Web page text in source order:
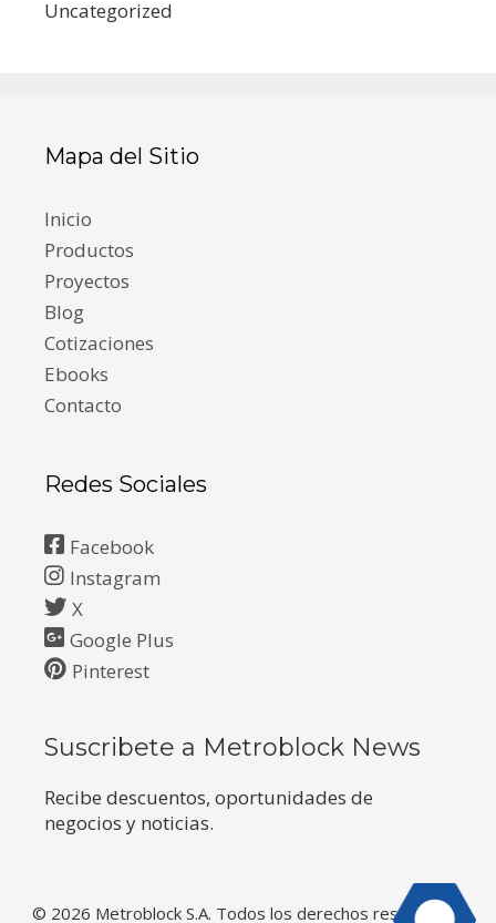
Uncategorized
Mapa del Sitio
Inicio
Productos
Proyectos
Blog
Cotizaciones
Ebooks
Contacto
Redes Sociales
Facebook
Instagram
X
Google Plus
Pinterest
Suscribete a Metroblock News
Recibe descuentos, oportunidades de
negocios y noticias.
© 2026 Metroblock S.A. Todos los derechos reservados.